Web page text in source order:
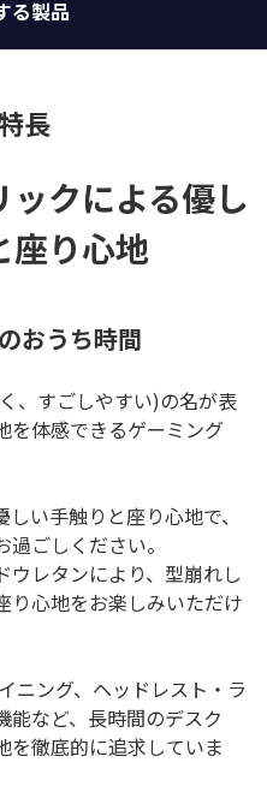
る製品
長
ックによる優し
座り心地
おうち時間
、すごしやすい)の名が表
を体感できるゲーミング
い手触りと座り心地で、
ごしください。
ウレタンにより、型崩れし
り心地をお楽しみいただけ
ニング、ヘッドレスト・ラ
能など、長時間のデスク
を徹底的に追求していま